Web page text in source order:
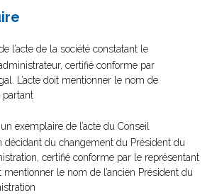
l’acte de la société constatant le
certifié conforme par
L’acte doit mentionner le nom de
partant
exemplaire de l’acte du Conseil
décidant du changement du Président du
certifié conforme par le représentant
mentionner le nom de l’ancien Président du